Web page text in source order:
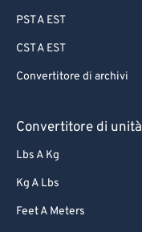
PST A EST
CST A EST
Convertitore di archivi
Convertitore di unità
Lbs A Kg
Kg A Lbs
Feet A Meters